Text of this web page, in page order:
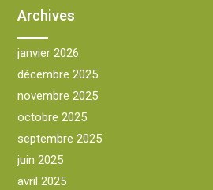
Archives
janvier 2026
décembre 2025
novembre 2025
octobre 2025
septembre 2025
juin 2025
avril 2025